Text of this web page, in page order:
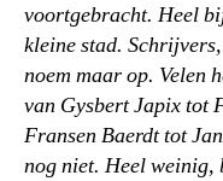
voortgebracht. Heel
kleine stad.
noem maar op. Velen
van Gysbert Japix tot
Fransen Baerdt tot
nog niet. Heel weinig,